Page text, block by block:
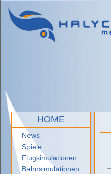
HOME
News
Spiele
Flugsimulationen
Bahnsimulationen